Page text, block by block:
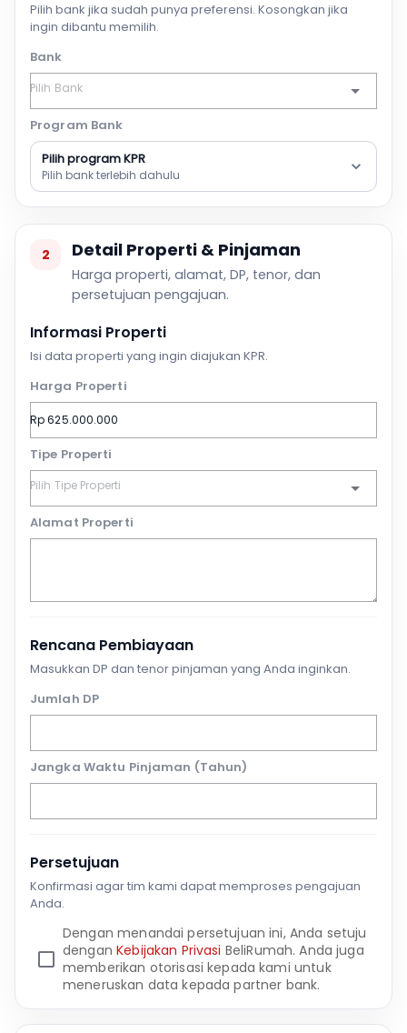
Pilih bank jika sudah punya preferensi. Kosongkan jika
ingin dibantu memilih.
Bank
Program Bank
Pilih program KPR
Pilih bank terlebih dahulu
2 Detail Properti & Pinjaman
Harga properti, alamat, DP, tenor, dan
persetujuan pengajuan.
Informasi Properti
Isi data properti yang ingin diajukan KPR.
Harga Properti
Tipe Properti
Alamat Properti
Rencana Pembiayaan
Masukkan DP dan tenor pinjaman yang Anda inginkan.
Jumlah DP
Jangka Waktu Pinjaman (Tahun)
Persetujuan
Konfirmasi agar tim kami dapat memproses pengajuan
Anda.
Dengan menandai persetujuan ini, Anda setuju
denganKebijakan Privasi BeliRumah. Anda juga
memberikan otorisasi kepada kami untuk
meneruskan data kepada partner bank.